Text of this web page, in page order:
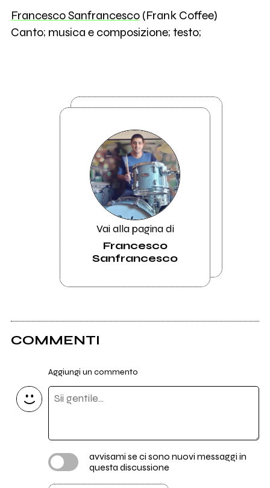
Francesco Sanfrancesco(Frank Coffee)
Canto; musica e composizione; testo;
Vai alla pagina di
Francesco
Sanfrancesco
COMMENTI
Aggiungi un commento
avvisami se ci sono nuovi messaggi in
questa discussione